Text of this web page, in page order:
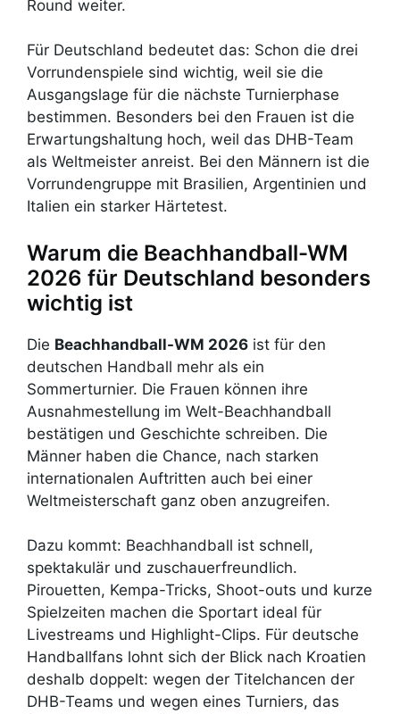
Round weiter.
Für Deutschland bedeutet das: Schon die drei
Vorrundenspiele sind wichtig, weil sie die
Ausgangslage für die nächste Turnierphase
bestimmen. Besonders bei den Frauen ist die
Erwartungshaltung hoch, weil das DHB-Team
als Weltmeister anreist. Bei den Männern ist die
Vorrundengruppe mit Brasilien, Argentinien und
Italien ein starker Härtetest.
Warum die Beachhandball-WM
2026 für Deutschland besonders
wichtig ist
Die Beachhandball-WM 2026 ist für den
deutschen Handball mehr als ein
Sommerturnier. Die Frauen können ihre
Ausnahmestellung im Welt-Beachhandball
bestätigen und Geschichte schreiben. Die
Männer haben die Chance, nach starken
internationalen Auftritten auch bei einer
Weltmeisterschaft ganz oben anzugreifen.
Dazu kommt: Beachhandball ist schnell,
spektakulär und zuschauerfreundlich.
Pirouetten, Kempa-Tricks, Shoot-outs und kurze
Spielzeiten machen die Sportart ideal für
Livestreams und Highlight-Clips. Für deutsche
Handballfans lohnt sich der Blick nach Kroatien
deshalb doppelt: wegen der Titelchancen der
DHB-Teams und wegen eines Turniers, das